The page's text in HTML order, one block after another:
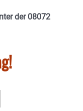
der 08072